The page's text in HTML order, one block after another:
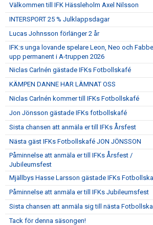
Välkommen till IFK Hässleholm Axel Nilsson
INTERSPORT 25 % Julklappsdagar
Lucas Johnsson förlänger 2 år
IFK:s unga lovande spelare Leon, Neo och
upp permanent i A-truppen 2026
Niclas Carlnén gästade IFKs Fotbollskafé
KÄMPEN DANNE HAR LÄMNAT OSS
Niclas Carlnén kommer till IFKs Fotbollskafé
Jon Jönsson gästade IFKs fotbollskafé
Sista chansen att anmäla er till IFKs Årsfest
Nästa gäst IFKs Fotbollskafé JON JÖNSSON
Påminnelse att anmäla er till IFKs Årsfest /
Jubileumsfest
Mjällbys Hasse Larsson gästade IFKs
Påminnelse att anmäla er till IFKs Jubileumsfest
Sista chansen att anmäla sig till nästa
Tack för denna säsongen!